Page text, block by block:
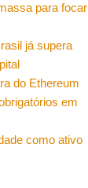
para focar
já supera
do Ethereum
em
como ativo